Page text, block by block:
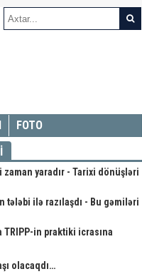
FOTO
yaradır - Tarixi dönüşləri
tələbi ilə razılaşdı - Bu gəmiləri
TRIPP-in praktiki icrasına
olacaqdı…